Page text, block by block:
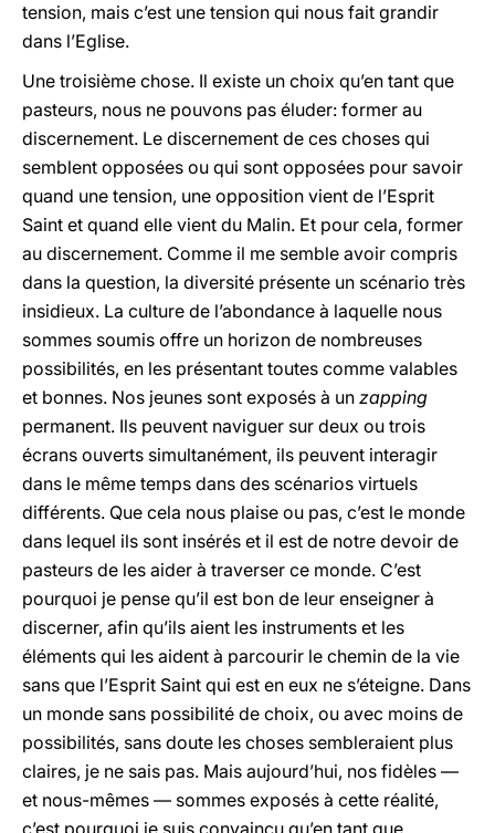
tension, mais c’est une tension qui nous fait grandir
dans l’Eglise.
Une troisième chose. Il existe un choix qu’en tant que
pasteurs, nous ne pouvons pas éluder: former au
discernement. Le discernement de ces choses qui
semblent opposées ou qui sont opposées pour savoir
quand une tension, une opposition vient de l’Esprit
Saint et quand elle vient du Malin. Et pour cela, former
au discernement. Comme il me semble avoir compris
dans la question, la diversité présente un scénario très
insidieux. La culture de l’abondance à laquelle nous
sommes soumis offre un horizon de nombreuses
possibilités, en les présentant toutes comme valables
et bonnes. Nos jeunes sont exposés à un zapping
permanent. Ils peuvent naviguer sur deux ou trois
écrans ouverts simultanément, ils peuvent interagir
dans le même temps dans des scénarios virtuels
différents. Que cela nous plaise ou pas, c’est le monde
dans lequel ils sont insérés et il est de notre devoir de
pasteurs de les aider à traverser ce monde. C’est
pourquoi je pense qu’il est bon de leur enseigner à
discerner, afin qu’ils aient les instruments et les
éléments qui les aident à parcourir le chemin de la vie
sans que l’Esprit Saint qui est en eux ne s’éteigne. Dans
un monde sans possibilité de choix, ou avec moins de
possibilités, sans doute les choses sembleraient plus
claires, je ne sais pas. Mais aujourd’hui, nos fidèles —
et nous-mêmes — sommes exposés à cette réalité,
c’est pourquoi je suis convaincu qu’en tant que